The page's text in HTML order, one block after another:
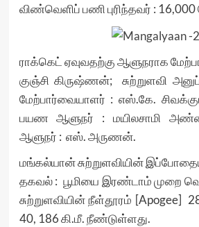
விண்வெளிப் பணி புரிந்தவர் :
ராக்கெட் ஏவுவதற்கு ஆளுநராக
குஞ்சி கிருஷ்ணன்; சுற்றுளவி
மேற்பார்வையாளர் : எஸ்.கே.
பயண ஆளுநர் : மயிலசாமி
ஆளுநர் : எஸ். அருணன்.
மங்கல்யான் சுற்றுளவியின்
தகவல் : பூமியை இரண்டாம் முறை
சுற்றுளவியின் நீள்தூரம் [Apogee]
40, 186 கி.மீ. நீண்டுள்ளது.